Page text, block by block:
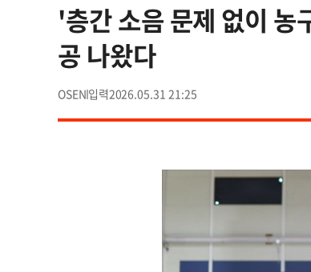
'층간 소음 문제 없이 농
공 나왔다
OSEN 2026.05.31 21:25